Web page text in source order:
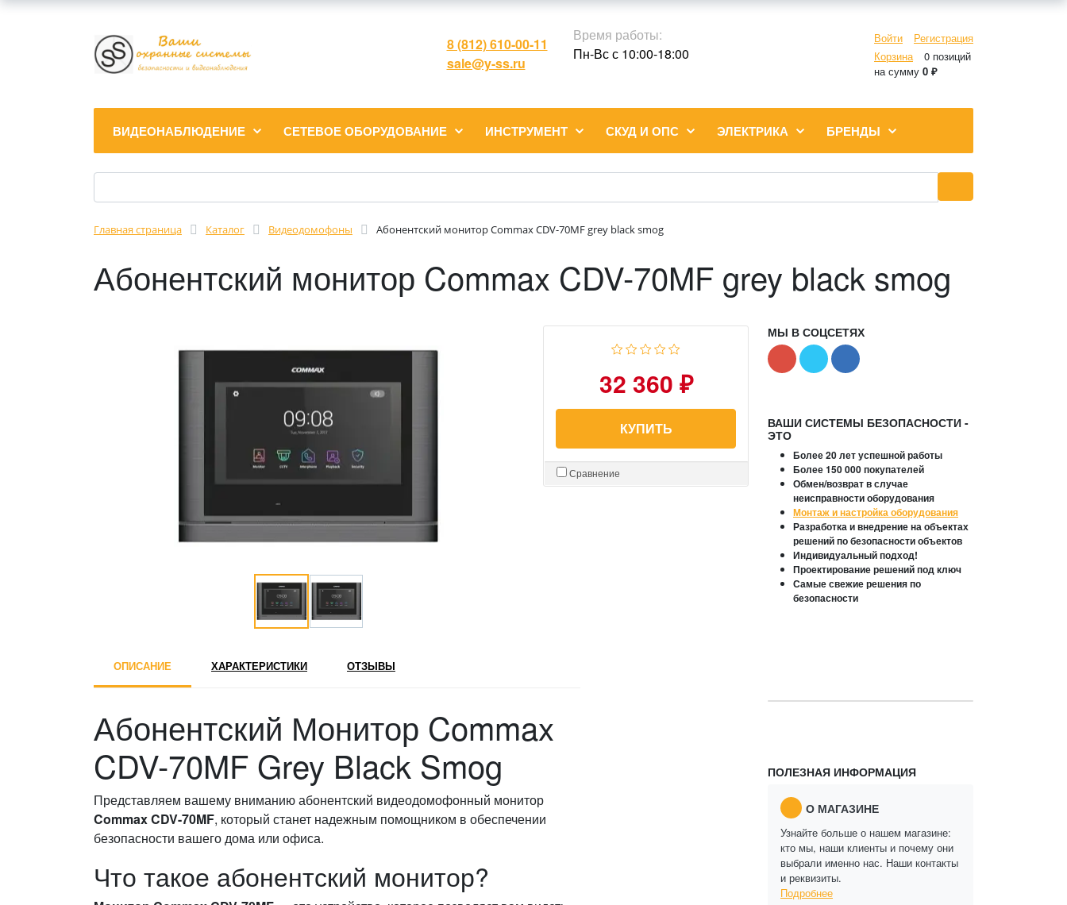
Войти
Регистрация
Корзина
0 позиций
на сумму 0 ₽
8 (812) 610-00-11
sale@y-ss.ru
Время работы:
Пн-Вс с 10:00-18:00
ВИДЕОНАБЛЮДЕНИЕ СЕТЕВОЕ ОБОРУДОВАНИЕ ИНСТРУМЕНТ СКУД И ОПС ЭЛЕКТРИКА БРЕНДЫ
Главная страница Каталог Видеодомофоны Абонентский монитор Commax CDV-70MF grey black smog
Абонентский монитор Commax CDV-70MF grey black smog
32 360 ₽
КУПИТЬ
Сравнение
ОПИСАНИЕ ХАРАКТЕРИСТИКИ ОТЗЫВЫ
Абонентский Монитор Commax
CDV-70MF Grey Black Smog
Представляем вашему вниманию абонентский видеодомофонный монитор
Commax CDV-70MF, который станет надежным помощником в обеспечении
безопасности вашего дома или офиса.
Что такое абонентский монитор?
МЫ В СОЦСЕТЯХ
ВАШИ СИСТЕМЫ БЕЗОПАСНОСТИ -
ЭТО
Более 20 лет успешной работы
Более 150 000 покупателей
Обмен/возврат в случае
неисправности оборудования
Монтаж и настройка оборудования
Разработка и внедрение на объектах
решений по безопасности объектов
Индивидуальный подход!
Проектирование решений под ключ
Самые свежие решения по
безопасности
ПОЛЕЗНАЯ ИНФОРМАЦИЯ
О МАГАЗИНЕ
Узнайте больше о нашем магазине:
кто мы, наши клиенты и почему они
выбрали именно нас. Наши контакты
и реквизиты.
Подробнее